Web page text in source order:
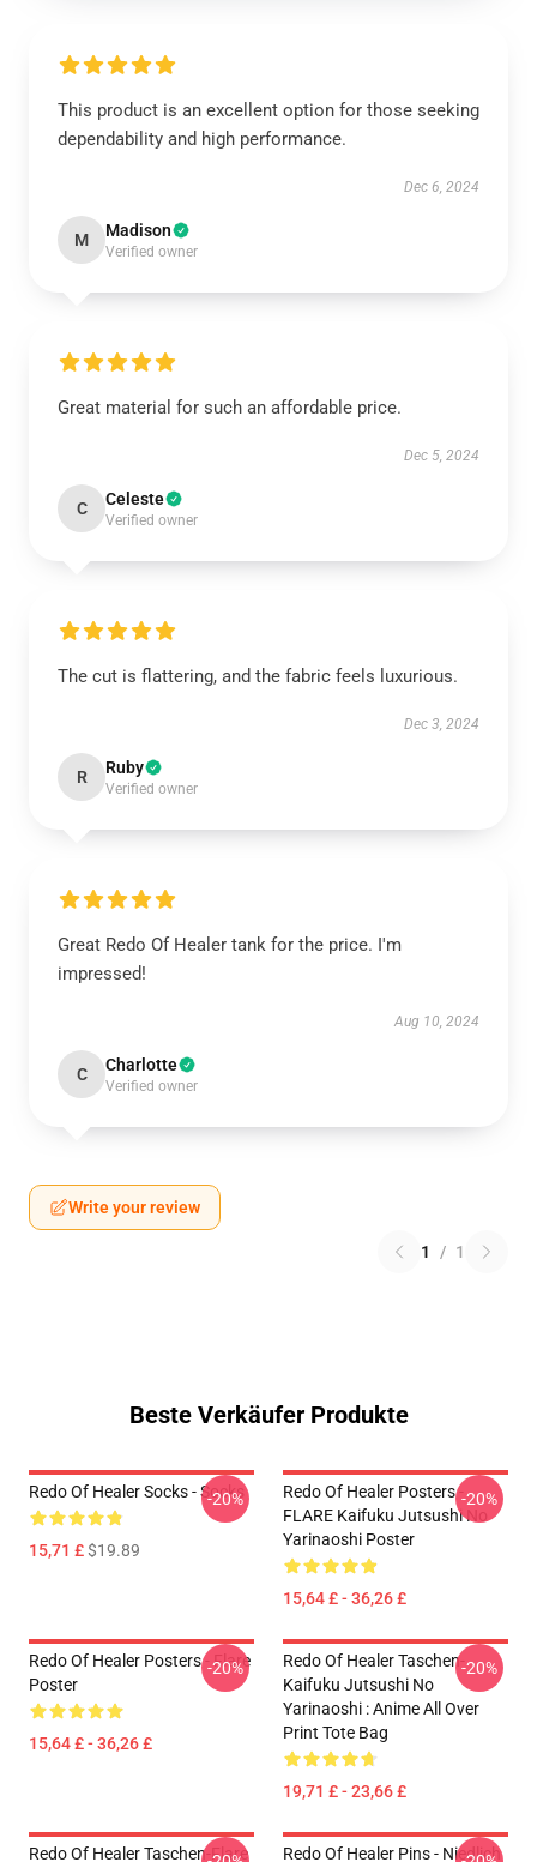
This product is an excellent option for those seeking
dependability and high performance.
Dec 6, 2024
M Madison
Verified owner
Great material for such an affordable price.
Dec 5, 2024
C Celeste
Verified owner
The cut is flattering, and the fabric feels luxurious.
Dec 3, 2024
R Ruby
Verified owner
Great Redo Of Healer tank for the price. I'm
impressed!
Aug 10, 2024
C Charlotte
Verified owner
Write your review
1 / 1
Beste Verkäufer Produkte
Redo Of Healer Socks - Socks
15,71 £$19.89
-20%
Redo Of Healer Posters -
FLARE Kaifuku Jutsushi No
Yarinaoshi Poster
15,64 £ - 36,26 £
-20%
Redo Of Healer Posters - Flare
Poster
15,64 £ - 36,26 £
-20%
Redo Of Healer Taschen-
Kaifuku Jutsushi No
Yarinaoshi : Anime All Over
Print Tote Bag
19,71 £ - 23,66 £
-20%
Redo Of Healer Taschen-Flare
Redo Of Healer Pins - Niedlich